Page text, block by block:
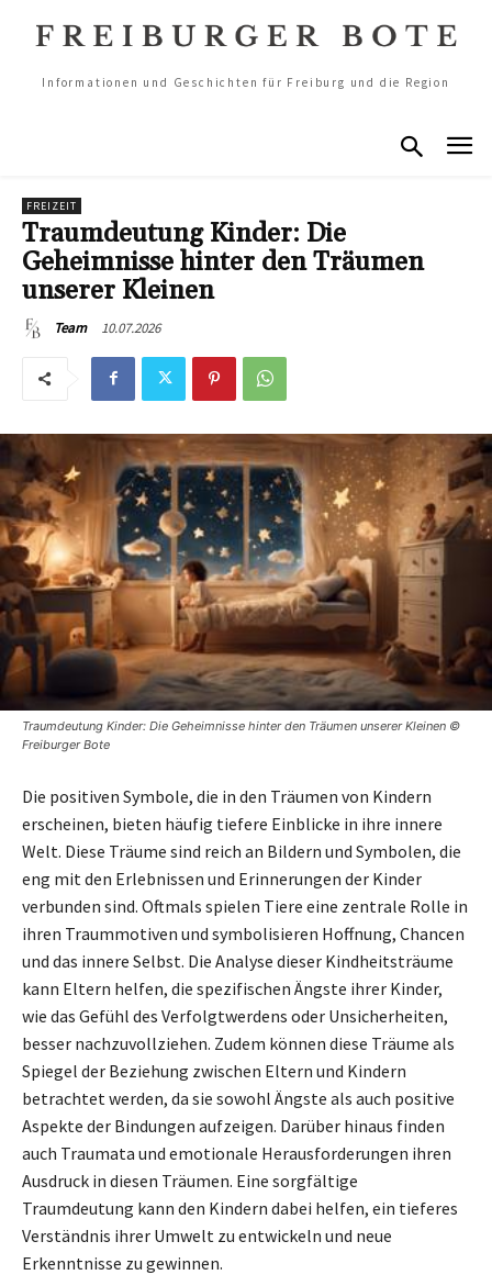
Informationen und Geschichten für Freiburg und die Region
FREIZEIT
Traumdeutung Kinder: Die
Geheimnisse hinter den Träumen
unserer Kleinen
Team 10.07.2026
Traumdeutung Kinder: Die Geheimnisse hinter den Träumen unserer Kleinen ©
Freiburger Bote
Die positiven Symbole, die in den Träumen von Kindern
erscheinen, bieten häufig tiefere Einblicke in ihre innere
Welt. Diese Träume sind reich an Bildern und Symbolen, die
eng mit den Erlebnissen und Erinnerungen der Kinder
verbunden sind. Oftmals spielen Tiere eine zentrale Rolle in
ihren Traummotiven und symbolisieren Hoffnung, Chancen
und das innere Selbst. Die Analyse dieser Kindheitsträume
kann Eltern helfen, die spezifischen Ängste ihrer Kinder,
wie das Gefühl des Verfolgtwerdens oder Unsicherheiten,
besser nachzuvollziehen. Zudem können diese Träume als
Spiegel der Beziehung zwischen Eltern und Kindern
betrachtet werden, da sie sowohl Ängste als auch positive
Aspekte der Bindungen aufzeigen. Darüber hinaus finden
auch Traumata und emotionale Herausforderungen ihren
Ausdruck in diesen Träumen. Eine sorgfältige
Traumdeutung kann den Kindern dabei helfen, ein tieferes
Verständnis ihrer Umwelt zu entwickeln und neue
Erkenntnisse zu gewinnen.